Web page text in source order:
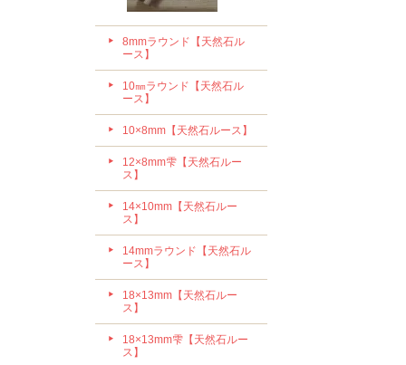
8mmラウンド【天然石ル
ース】
10㎜ラウンド【天然石ル
ース】
10×8mm【天然石ルース】
12×8mm雫【天然石ルー
ス】
14×10mm【天然石ルー
ス】
14mmラウンド【天然石ル
ース】
18×13mm【天然石ルー
ス】
18×13mm雫【天然石ルー
ス】